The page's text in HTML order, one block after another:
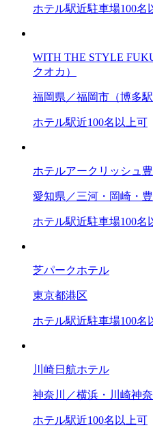
ホテル駅近駐車場100名
WITH THE STYLE
クオカ）
福岡県／福岡市（博多
ホテル駅近100名以上可
ホテルアークリッシュ
愛知県／三河・岡崎・
ホテル駅近駐車場100名
芝パークホテル
東京都港区
ホテル駅近駐車場100名
川崎日航ホテル
神奈川／横浜・川崎神
ホテル駅近100名以上可